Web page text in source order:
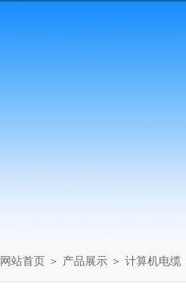
网站首页 ＞ 产品展示 ＞ 计算机电缆